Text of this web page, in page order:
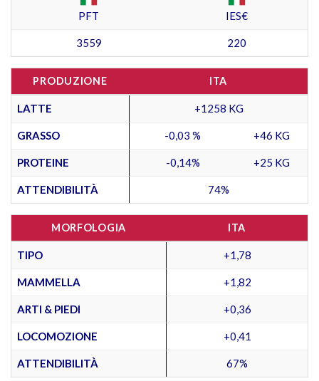
PFT IES€
3559 220
PRODUZIONE ITA
LATTE +1258 KG
GRASSO -0,03 % +46 KG
PROTEINE -0,14% +25 KG
ATTENDIBILITÀ 74%
MORFOLOGIA ITA
TIPO +1,78
MAMMELLA +1,82
ARTI & PIEDI +0,36
LOCOMOZIONE +0,41
ATTENDIBILITÀ 67%